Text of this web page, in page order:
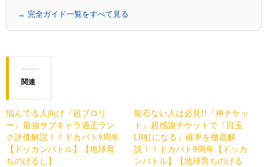
→ 完全ガイド一覧をすべて見る
関連
悩んでる人向け『超ブロリ
ー』最強サブキャラ適正ラン
ク評価解説！！ドカバト9周年
【ドッカンバトル】【地球育
ちのげるし】
龍石ない人は必見!!『神チケッ
ト』超感謝チケットで『目玉
LR虹になる』確率を徹底解
説！！ドカバト9周年【ドッカ
ンバトル】【地球育ちのげる